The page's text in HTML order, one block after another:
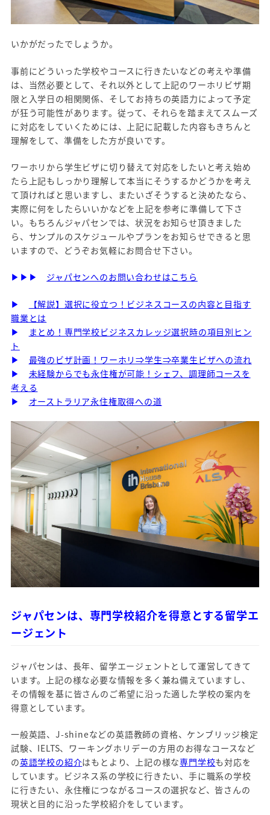
いかがだったでしょうか。
事前にどういった学校やコースに行きたいなどの考えや準備
は、当然必要として、それ以外として上記のワーホリビザ期
限と入学日の相関関係、そしてお持ちの英語力によって予定
が狂う可能性があります。従って、それらを踏まえてスムーズ
に対応をしていくためには、上記に記載した内容もきちんと
理解をして、準備をした方が良いです。
ワーホリから学生ビザに切り替えて対応をしたいと考え始め
たら上記もしっかり理解して本当にそうするかどうかを考え
て頂ければと思いますし、またいざそうすると決めたなら、
実際に何をしたらいいかなどを上記を参考に準備して下さ
い。もちろんジャパセンでは、状況をお知らせ頂きました
ら、サンプルのスケジュールやプランをお知らせできると思
いますので、どうぞお気軽にお問合せ下さい。
▶▶▶ ジャパセンへのお問い合わせはこちら
▶
【解説】選択に役立つ！ビジネスコースの内容と目指す
職業とは
▶
まとめ！専門学校ビジネスカレッジ選択時の項目別ヒン
ト
▶
最強のビザ計画！ワーホリ⇒学生⇒卒業生ビザへの流れ
▶
未経験からでも永住権が可能！シェフ、調理師コースを
考える
▶
オーストラリア永住権取得への道
ジャパセンは、専門学校紹介を得意とする留学エ
ージェント
ジャパセンは、長年、留学エージェントとして運営してきて
います。上記の様な必要な情報を多く兼ね備えていますし、
その情報を基に皆さんのご希望に沿った適した学校の案内を
得意としています。
一般英語、J-shineなどの英語教師の資格、ケンブリッジ検定
試験、IELTS、ワーキングホリデーの方用のお得なコースなど
の英語学校の紹介はもとより、上記の様な専門学校も対応を
しています。ビジネス系の学校に行きたい、手に職系の学校
に行きたい、永住権につながるコースの選択など、皆さんの
現状と目的に沿った学校紹介をしています。